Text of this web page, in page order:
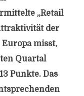
„Retail
der
misst,
Quartal
Punkte. Das